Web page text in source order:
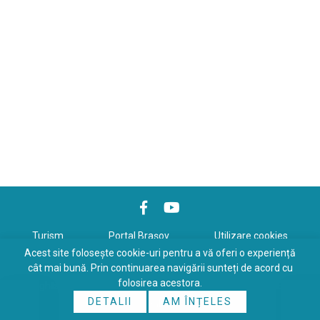
Turism Portal Braşov Utilizare cookies
Politică de confidenţialitate
Copyrights © 2026 All Rights Reserved. Powered by
Online
Acest site folosește cookie-uri pentru a vă oferi o experiență
cât mai bună. Prin continuarea navigării sunteți de acord cu
folosirea acestora.
DETALII
AM ÎNȚELES